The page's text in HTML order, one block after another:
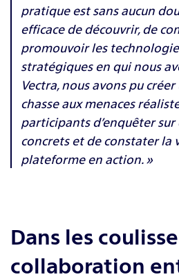
pratique est sans aucun
efficace de découvrir, de
promouvoir les
stratégiques en qui nous
Vectra, nous avons pu
chasse aux menaces
participants d’enquêter sur
concrets et de constater la
plateforme en action. »
Dans les
collaboration